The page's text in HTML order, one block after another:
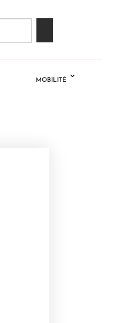
MOBILITÉ